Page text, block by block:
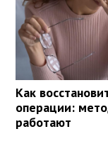
Как
операции:
работают